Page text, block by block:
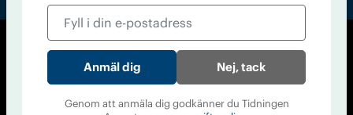
© Tidningen Accent 2026
Cookiepolicy
Personuppgiftspolicy
Nej, tack
Genom att anmäla dig godkänner du Tidningen